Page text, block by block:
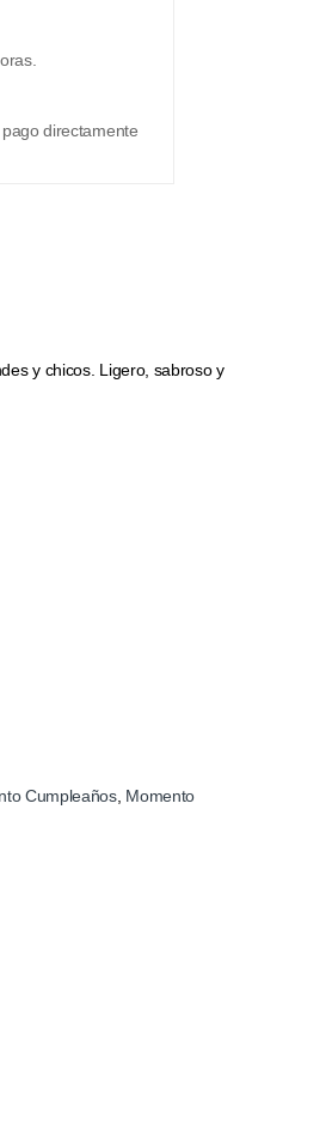
directamente
y chicos. Ligero, sabroso y
Cumpleaños, Momento